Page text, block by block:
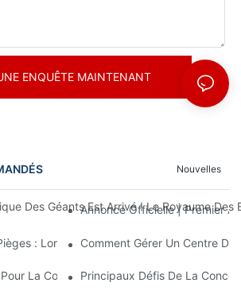
ENQUÊTE MAINTENANT
Nouvelles
Des Géants Est Arrivé ! Le Royaume
Annonce Officielle | Premier
: Lorsque Vous Investissez Dans Un
Comment Gérer Un Centre De
La Conception Réussie D'un Parc À
Principaux Défis De La